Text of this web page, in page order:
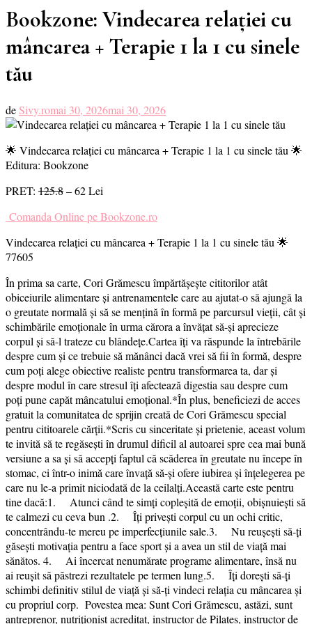
Bookzone: Vindecarea relației cu
mâncarea + Terapie 1 la 1 cu sinele
tău
de Sivy.romai 30, 2026mai 30, 2026
🌟 Vindecarea relației cu mâncarea + Terapie 1 la 1 cu sinele tău 🌟
Editura: Bookzone
PRET: 125.8– 62 Lei
Comanda Online pe Bookzone.ro
Vindecarea relației cu mâncarea + Terapie 1 la 1 cu sinele tău 🌟
77605
În prima sa carte, Cori Grămescu împărtășește cititorilor atât
obiceiurile alimentare și antrenamentele care au ajutat-o să ajungă la
o greutate normală și să se mențină în formă pe parcursul vieții, cât și
schimbările emoționale în urma cărora a învățat să-și aprecieze
corpul și să-l trateze cu blândețe.Cartea îți va răspunde la întrebările
despre cum și ce trebuie să mănânci dacă vrei să fii în formă, despre
cum poți alege obiective realiste pentru transformarea ta, dar și
despre modul în care stresul îți afectează digestia sau despre cum
poți pune capăt mâncatului emoțional.*În plus, beneficiezi de acces
gratuit la comunitatea de sprijin creată de Cori Grămescu special
pentru cititoarele cărții.*Scris cu sinceritate și prietenie, aceast volum
te invită să te regăsești în drumul dificil al autoarei spre cea mai bună
versiune a sa și să accepți faptul că scăderea în greutate nu începe în
stomac, ci într-o inimă care învață să-și ofere iubirea și înțelegerea pe
care nu le-a primit niciodată de la ceilalți.Această carte este pentru
tine dacă:1. Atunci când te simți copleșită de emoții, obișnuiești să
te calmezi cu ceva bun .2. Îți privești corpul cu un ochi critic,
concentrându-te mereu pe imperfecțiunile sale.3. Nu reușești să-ți
găsești motivația pentru a face sport și a avea un stil de viață mai
sănătos. 4. Ai încercat nenumărate programe alimentare, însă nu
ai reușit să păstrezi rezultatele pe termen lung.5. Îți dorești să-ți
schimbi definitiv stilul de viață și să-ți vindeci relația cu mâncarea și
cu propriul corp. Povestea mea: Sunt Cori Grămescu, astăzi, sunt
antreprenor, nutriționist acreditat, instructor de Pilates, instructor de